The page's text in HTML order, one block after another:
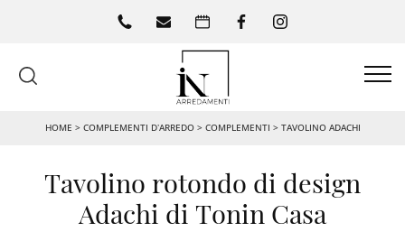
HOME > COMPLEMENTI D’ARREDO> COMPLEMENTI > TAVOLINO ADACHI
Tavolino rotondo di design
Adachi di Tonin Casa